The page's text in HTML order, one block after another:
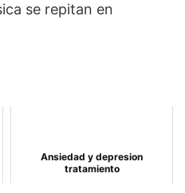
se repitan en
Ansiedad y depresion
tratamiento